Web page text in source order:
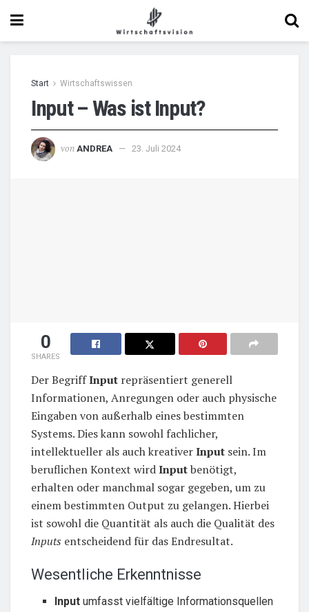
Start Wirtschaftswissen
Input – Was ist Input?
von ANDREA 23. Juli 2024
0
SHARES
Der BegriffInput repräsentiert generell
Informationen, Anregungen oder auch physische
Eingaben von außerhalb eines bestimmten
Systems. Dies kann sowohl fachlicher,
intellektueller als auch kreativerInput sein. Im
beruflichen Kontext wirdInputbenötigt,
erhalten oder manchmal sogar gegeben, um zu
einem bestimmten Output zu gelangen. Hierbei
ist sowohl die Quantität als auch die Qualität des
Inputs entscheidend für das Endresultat.
Wesentliche Erkenntnisse
Input umfasst vielfältige Informationsquellen